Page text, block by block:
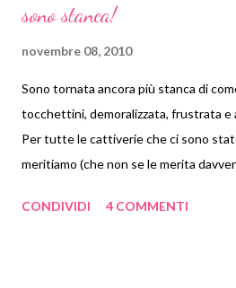
colorati, che ho cucito questa estate
questo tempo in un cassetto.
sono stanca!
novembre 08, 2010
Sono tornata ancora più stanca di
tocchettini, demoralizzata, frustrata e
Per tutte le cattiverie che ci sono
meritiamo (che non se le merita
sono nonni e che vanno frequentati e
CONDIVIDI 4 COMMENTI